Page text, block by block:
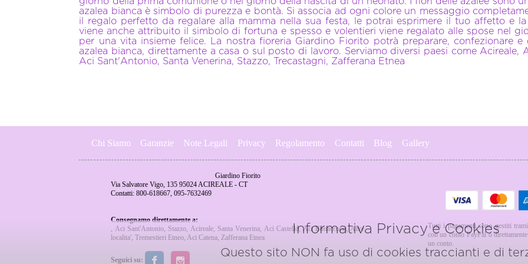
azalea bianca è simbolo di purezza e bontà. Si associa ad ogni colore un messaggio
il regalo perfetto da regalare alla mamma nella sua festa, le potrai esprimere il tuo affetto e
viene anche attribuito il simbolo di fortuna e spesso e volentieri viene regalato alle spose nel
per una vita insieme felice. La nostra fioreria Giardino Fiorito potrà preparare, confezionare
azalea bianca, direttamente a casa o sul posto di lavoro. Serviamo diversi paesi come Acireale,
Aci Sant'Antonio, Santa Venerina, Stazzo, Trecastagni, Zafferana Etnea
Chi Siamo Garanzie Note Legali Privacy Regolamento Contatti Blog Gallery
Giardino Fiorito
Via Salvatore Vigo, 135 95024 ACIREALE - CT
Contatti: 800-618667, 095-7632469
Consegnamo direttamente a:
, Aci Sant'Antonio, Stazzo, Acireale, Santa Venerina, Aci Castello,Aci Bonaccorsi,Altre
localita',Tremestieri Etneo,Aci Catena,Zafferana Etnea
Seguici su:
Tutti i pagamenti sono gestiti
con un conto PayPal o
un conto.
Informativa Privacy e Cookies
Questo sito NON fa uso di cookies traccianti e di